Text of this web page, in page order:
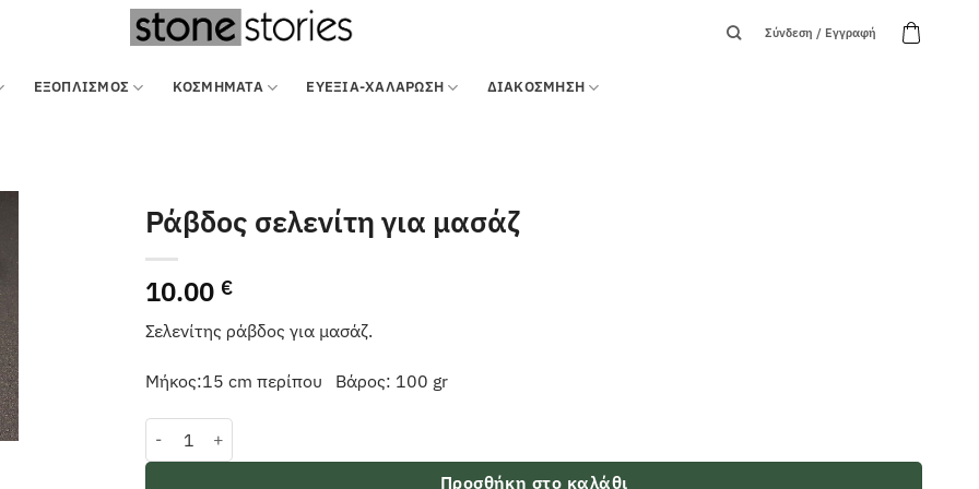
Σύνδεση / Εγγραφή
ΕΞΟΠΛΙΣΜΌΣ ΚΟΣΜΗΜΑΤΑ ΕΥΕΞΙΑ-ΧΑΛΑΡΩΣΗ ΔΙΑΚΟΣΜΗΣΗ
Ράβδος σελενίτη για μασάζ
10.00 €
Σελενίτης ράβδος για μασάζ.
Μήκος:15 cm περίπου Βάρος: 100 gr
Προσθήκη στο καλάθι